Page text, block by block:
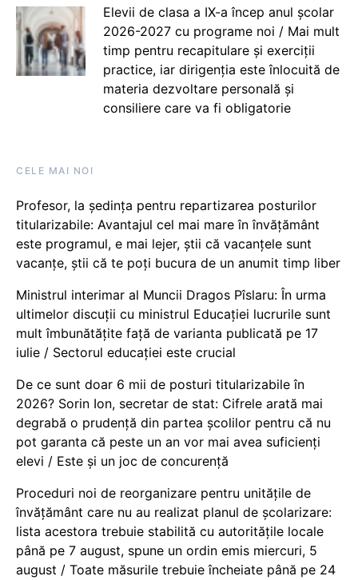
Elevii de clasa a IX-a încep anul școlar
2026-2027 cu programe noi / Mai mult
timp pentru recapitulare și exerciții
practice, iar dirigenția este înlocuită de
materia dezvoltare personală și
consiliere care va fi obligatorie
CELE MAI NOI
Profesor, la ședința pentru repartizarea posturilor
titularizabile: Avantajul cel mai mare în învățământ
este programul, e mai lejer, știi că vacanțele sunt
vacanţe, știi că te poți bucura de un anumit timp liber
Ministrul interimar al Muncii Dragos Pîslaru: În urma
ultimelor discuții cu ministrul Educației lucrurile sunt
mult îmbunătățite față de varianta publicată pe 17
iulie / Sectorul educației este crucial
De ce sunt doar 6 mii de posturi titularizabile în
2026? Sorin Ion, secretar de stat: Cifrele arată mai
degrabă o prudență din partea școlilor pentru că nu
pot garanta că peste un an vor mai avea suficienți
elevi / Este și un joc de concurență
Proceduri noi de reorganizare pentru unitățile de
învățământ care nu au realizat planul de școlarizare:
lista acestora trebuie stabilită cu autoritățile locale
până pe 7 august, spune un ordin emis miercuri, 5
august / Toate măsurile trebuie încheiate până pe 24